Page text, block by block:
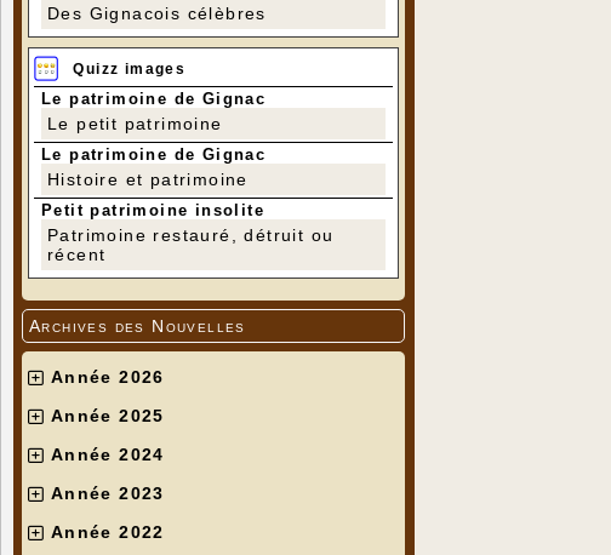
Des Gignacois célèbres
Quizz images
Le patrimoine de Gignac
Le petit patrimoine
Le patrimoine de Gignac
Histoire et patrimoine
Petit patrimoine insolite
Patrimoine restauré, détruit ou
récent
Archives des Nouvelles
Année 2026
Année 2025
Année 2024
Année 2023
Année 2022